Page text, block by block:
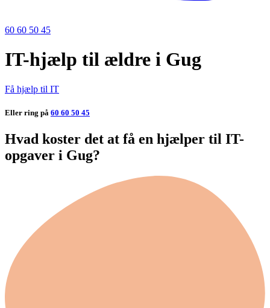
60 60 50 45
IT-hjælp til ældre i Gug
Få hjælp til IT
Eller ring på 60 60 50 45
Hvad koster det at få en hjælper til IT-
opgaver i Gug?